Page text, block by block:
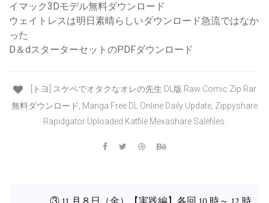
イマック3Dモデル無料ダウンロード
ウェイトレスは明日素晴らしいダウンロード急流ではなか
った
D＆dスターターセットのPDFダウンロード
[トヨ] スケベでオタクなオレの先生 DL版 Raw Comic Zip Rar
無料ダウンロード, Manga Free DL Online Daily Update, Zippyshare
Rapidgator Uploaded Katfile Mexashare Salefiles.